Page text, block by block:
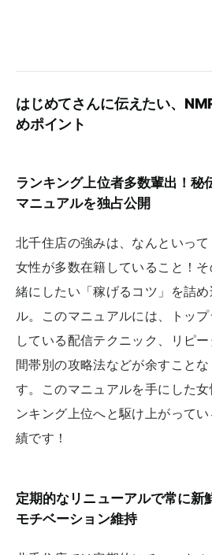
はじめてさんに伝えたい、
めポイント
ランキング上位者多数輩出！秘
マニュアルを独占公開
北千住店の強みは、なんといっ
女性が多数在籍していること！
緒にしたい「稼げるコツ」を詰
ル。このマニュアルには、トッ
している配信テクニック、リピ
間帯別の攻略法などが余すこと
す。このマニュアルを手にした
ンキング上位へと駆け上がって
績です！
定期的なリニューアルで常に新
モチベーション維持